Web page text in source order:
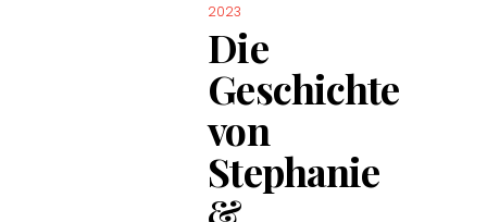
2023
Die
Geschichte
von
Stephanie